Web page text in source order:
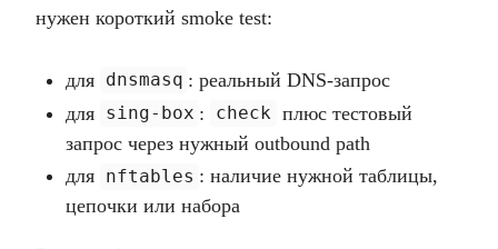
нужен короткий smoke test:
для dnsmasq : реальный DNS-запрос
для sing-box : check плюс тестовый
запрос через нужный outbound path
для nftables : наличие нужной таблицы,
цепочки или набора